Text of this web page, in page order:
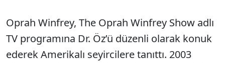
Oprah Winfrey, The Oprah Winfrey Show adlı
TV programına Dr. Öz’ü düzenli olarak konuk
ederek Amerikalı seyircilere tanıttı. 2003